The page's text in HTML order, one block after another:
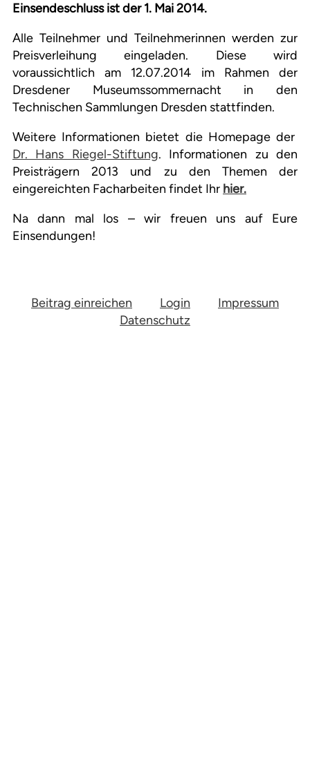
Einsendeschluss ist der 1. Mai 2014.
Alle Teilnehmer und Teilnehmerinnen werden zur
Preisverleihung eingeladen. Diese wird
voraussichtlich am 12.07.2014 im Rahmen der
Dresdener Museumssommernacht in den
Technischen Sammlungen Dresden stattfinden.
Weitere Informationen bietet die Homepage der
Dr. Hans Riegel-Stiftung. Informationen zu den
Preisträgern 2013 und zu den Themen der
eingereichten Facharbeiten findet Ihr hier.
Na dann mal los – wir freuen uns auf Eure
Einsendungen!
Beitrag einreichen Login
Impressum
Datenschutz